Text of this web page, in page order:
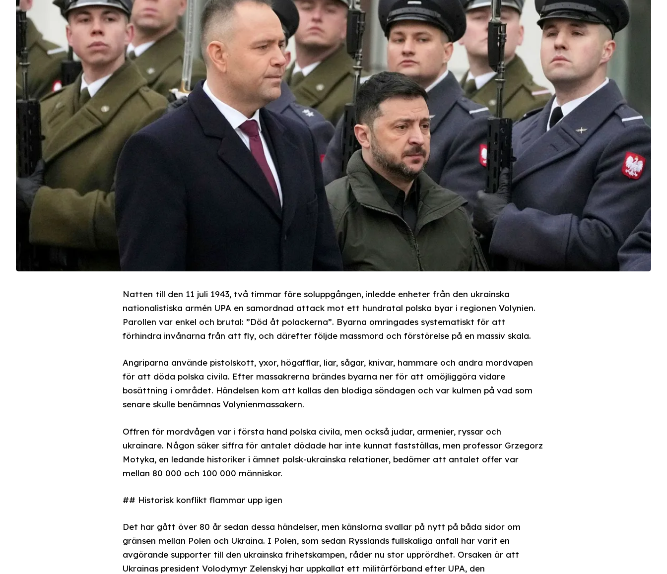
Natten till den 11 juli 1943, två timmar före soluppgången, inledde enheter från den ukrainska
nationalistiska armén UPA en samordnad attack mot ett hundratal polska byar i regionen Volynien.
Parollen var enkel och brutal: ”Död åt polackerna”. Byarna omringades systematiskt för att
förhindra invånarna från att fly, och därefter följde massmord och förstörelse på en massiv skala.
Angriparna använde pistolskott, yxor, högafflar, liar, sågar, knivar, hammare och andra mordvapen
för att döda polska civila. Efter massakrerna brändes byarna ner för att omöjliggöra vidare
bosättning i området. Händelsen kom att kallas den blodiga söndagen och var kulmen på vad som
senare skulle benämnas Volynienmassakern.
Offren för mordvågen var i första hand polska civila, men också judar, armenier, ryssar och
ukrainare. Någon säker siffra för antalet dödade har inte kunnat fastställas, men professor Grzegorz
Motyka, en ledande historiker i ämnet polsk-ukrainska relationer, bedömer att antalet offer var
mellan 80 000 och 100 000 människor.
## Historisk konflikt flammar upp igen
Det har gått över 80 år sedan dessa händelser, men känslorna svallar på nytt på båda sidor om
gränsen mellan Polen och Ukraina. I Polen, som sedan Rysslands fullskaliga anfall har varit en
avgörande supporter till den ukrainska frihetskampen, råder nu stor upprördhet. Orsaken är att
Ukrainas president Volodymyr Zelenskyj har uppkallat ett militärförband efter UPA, den